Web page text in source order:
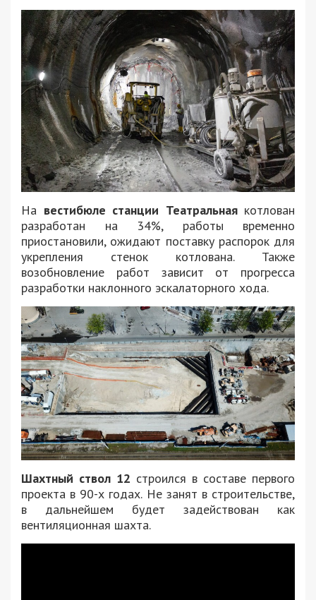
На вестибюле станции Театральнаякотлован
разработан на 34%, работы временно
приостановили, ожидают поставку распорок для
укрепления стенок котлована. Также
возобновление работ зависит от прогресса
разработки наклонного эскалаторного хода.
Шахтный ствол 12 строился в составе первого
проекта в 90-х годах. Не занят в строительстве,
в дальнейшем будет задействован как
вентиляционная шахта.